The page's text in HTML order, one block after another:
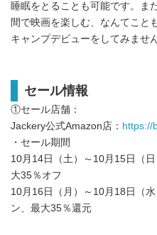
睡眠をとることも可能です。ま
間で映画を楽しむ、なんてこと
キャンプデビューをしてみませ
セール情報
①セール店舗：
Jackery公式Amazon店： https://
・セール期間
10月14日（土）～10月15日（
大35％オフ
10月16日（月）～10月18日（
ン、最大35％還元